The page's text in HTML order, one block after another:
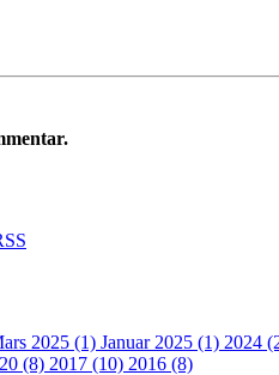
2025 (1) Januar 2025 (1) 2024
(8) 2017 (10) 2016 (8)